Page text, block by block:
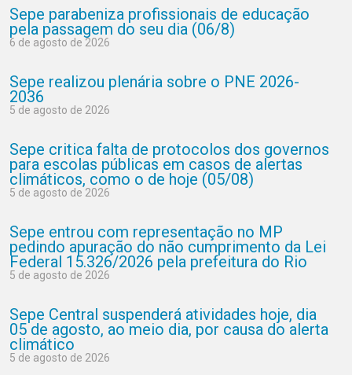
Sepe parabeniza profissionais de educação
pela passagem do seu dia (06/8)
6 de agosto de 2026
Sepe realizou plenária sobre o PNE 2026-
2036
5 de agosto de 2026
Sepe critica falta de protocolos dos governos
para escolas públicas em casos de alertas
climáticos, como o de hoje (05/08)
5 de agosto de 2026
Sepe entrou com representação no MP
pedindo apuração do não cumprimento da Lei
Federal 15.326/2026 pela prefeitura do Rio
5 de agosto de 2026
Sepe Central suspenderá atividades hoje, dia
05 de agosto, ao meio dia, por causa do alerta
climático
5 de agosto de 2026